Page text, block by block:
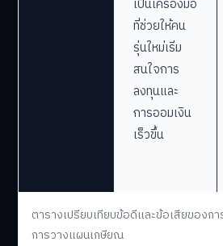
ตารางเปรียบเทียบข้อดีและข้อเสียของก
การวางแผนเกษียณ
เป็นเครื่องมือ
ที่ช่วยให้คน
รุ่นใหม่เริ่ม
สนใจการ
ลงทุนและ
การออมเงิน
เร็วขึ้น